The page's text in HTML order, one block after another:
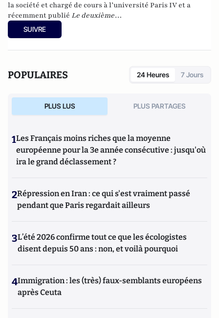
la société et chargé de cours à l’université Paris IV et a
récemment publié Le deuxième
humanisme – Introduction à la pensée de Luc Ferry
(Germina, 2010). Il est également l’auteur, avec Pierre-Henri
SUIVRE
POPULAIRES 24 Heures 7 Jours
PLUS LUS PLUS PARTAGES
1Les Français moins riches que la moyenne
européenne pour la 3e année consécutive : jusqu'où
ira le grand déclassement ?
2Répression en Iran : ce qui s'est vraiment passé
pendant que Paris regardait ailleurs
3L’été 2026 confirme tout ce que les écologistes
disent depuis 50 ans : non, et voilà pourquoi
4Immigration : les (très) faux-semblants européens
après Ceuta